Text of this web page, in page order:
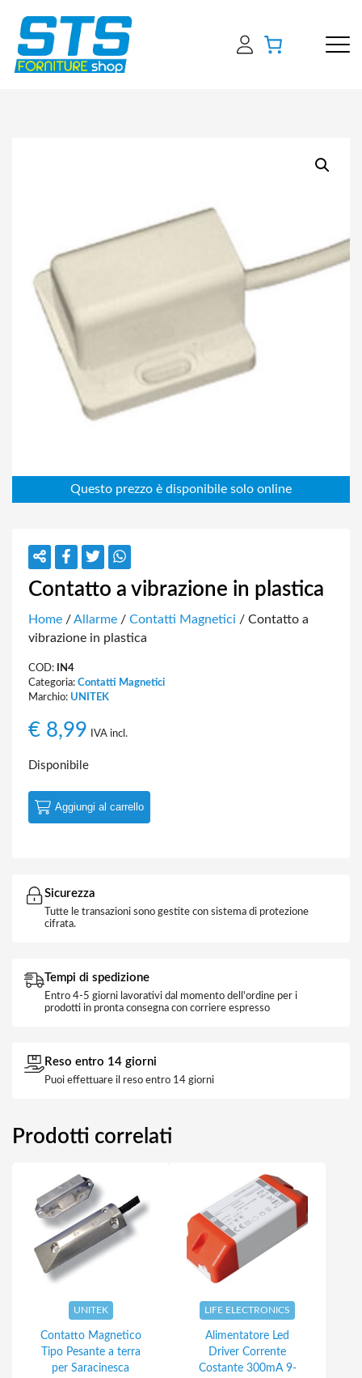
Contatto a vibrazione in plastica
Home /Allarme / Contatti Magnetici / Contatto a
vibrazione in plastica
COD:
IN4
Categoria: Contatti Magnetici
Marchio: UNITEK
€ 8,99 IVA incl.
Disponibile
Aggiungi al carrello
Sicurezza
Tutte le transazioni sono gestite con sistema di protezione
cifrata.
Tempi di spedizione
Entro 4-5 giorni lavorativi dal momento dell'ordine per i
prodotti in pronta consegna con corriere espresso
Reso entro 14 giorni
Puoi effettuare il reso entro 14 giorni
Prodotti correlati
UNITEK
Contatto Magnetico
Tipo Pesante a terra
per Saracinesca
LIFE ELECTRONICS
Alimentatore Led
Driver Corrente
Costante 300mA 9-